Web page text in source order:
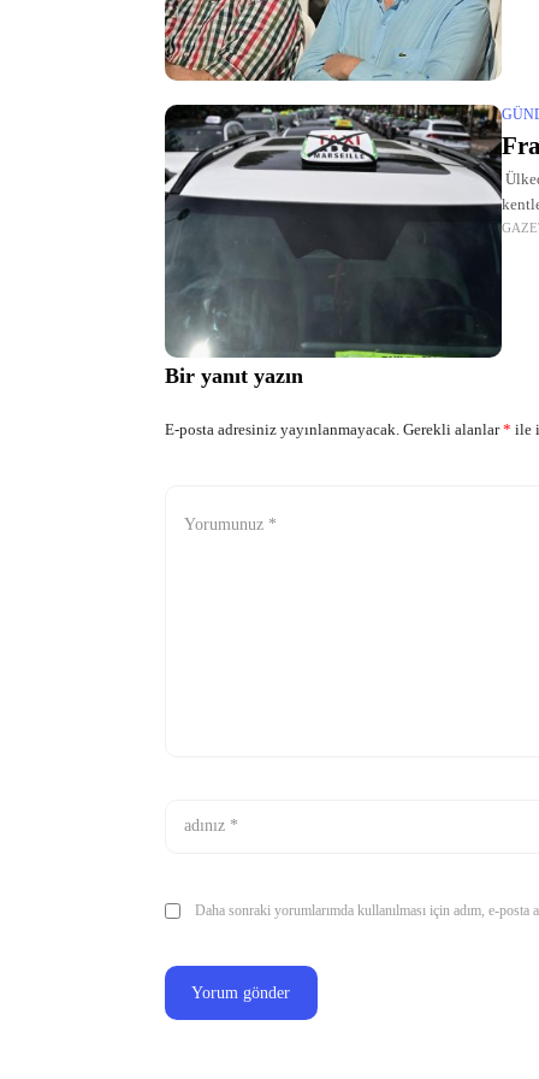
Bir yanıt yazın
E-posta adresiniz yayınlanmayacak. Gerekli alanlar* ile
Daha sonraki yorumlarımda kullanılması için adım, e-posta